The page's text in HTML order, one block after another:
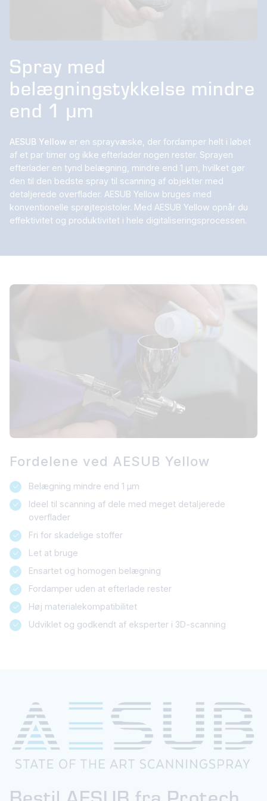
Spray med
belægningstykkelse mindre
end 1 µm
AESUB Yellow er en sprayvæske, der fordamper helt i løbet
af et par timer og ikke efterlader nogen rester. Sprayen
efterlader en tynd belægning, mindre end 1 µm, hvilket gør
den til den bedste spray til scanning af objekter med
detaljerede overflader. AESUB Yellow bruges med
konventionelle sprøjtepistoler. Med AESUB Yellow opnår du
effektivitet og produktivitet i hele digitaliseringsprocessen.
Fordelene ved AESUB Yellow
Belægning mindre end 1 µm
Ideel til scanning af dele med meget detaljerede
overflader
Fri for skadelige stoffer
Let at bruge
Ensartet og homogen belægning
Fordamper uden at efterlade rester
Høj materialekompatibilitet
Udviklet og godkendt af eksperter i 3D-scanning